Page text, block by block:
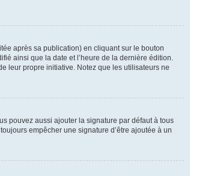
après sa publication) en cliquant sur le bouton
ainsi que la date et l’heure de la dernière édition.
leur propre initiative. Notez que les utilisateurs ne
pouvez aussi ajouter la signature par défaut à tous
empêcher une signature d’être ajoutée à un